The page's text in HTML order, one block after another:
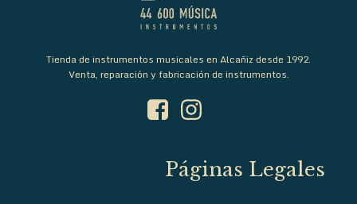
Tienda de instrumentos musicales en Alcañiz desde 1992.
Venta, reparación y fabricación de instrumentos.
Páginas Legales